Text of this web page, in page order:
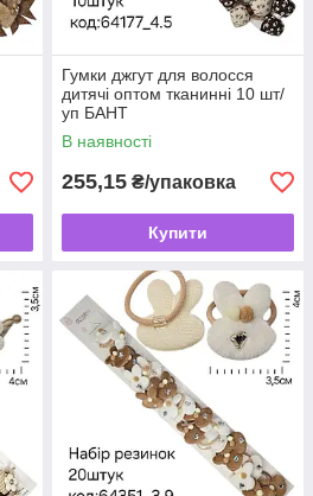
Гумки джгут для волосся
дитячі оптом тканинні 10 шт/
уп БАНТ
В наявності
255,15 ₴/упаковка
Купити